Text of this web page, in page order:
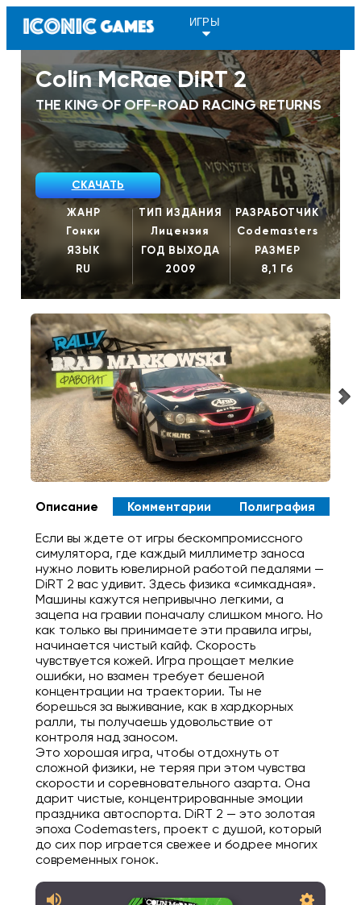
ИГРЫ
Colin McRae DiRT 2
THE KING OF OFF-ROAD RACING RETURNS
СКАЧАТЬ
ЖАНР
Гонки
ТИП ИЗДАНИЯ
Лицензия
РАЗРАБОТЧИК
Codemasters
ЯЗЫК
RU
ГОД ВЫХОДА
2009
РАЗМЕР
8,1 Гб
Описание Комментарии Полиграфия
Если вы ждете от игры бескомпромиссного
симулятора, где каждый миллиметр заноса
нужно ловить ювелирной работой педалями —
DiRT 2 вас удивит. Здесь физика «симкадная».
Машины кажутся непривычно легкими, а
зацепа на гравии поначалу слишком много. Но
как только вы принимаете эти правила игры,
начинается чистый кайф. Скорость
чувствуется кожей. Игра прощает мелкие
ошибки, но взамен требует бешеной
концентрации на траектории. Ты не
борешься за выживание, как в хардкорных
ралли, ты получаешь удовольствие от
контроля над заносом.
Это хорошая игра, чтобы отдохнуть от
сложной физики, не теряя при этом чувства
скорости и соревновательного азарта. Она
дарит чистые, концентрированные эмоции
праздника автоспорта. DiRT 2 — это золотая
эпоха Codemasters, проект с душой, который
до сих пор играется свежее и бодрее многих
современных гонок.